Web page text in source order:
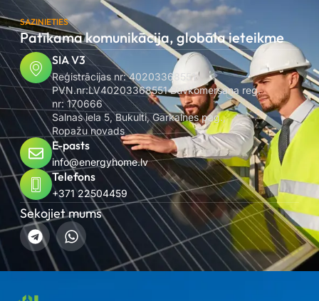
SAZINIETIES
Patīkama komunikācija, globāla ieteikme
SIA V3
Reģistrācijas nr: 40203368551
PVN.nr:LV40203368551 Būvkomersana reg.
nr: 170666
Salnas iela 5, Bukulti, Garkalnes pag.,
Ropažu novads
E-pasts
info@energyhome.lv
Telefons
+371 22504459
Sekojiet mums